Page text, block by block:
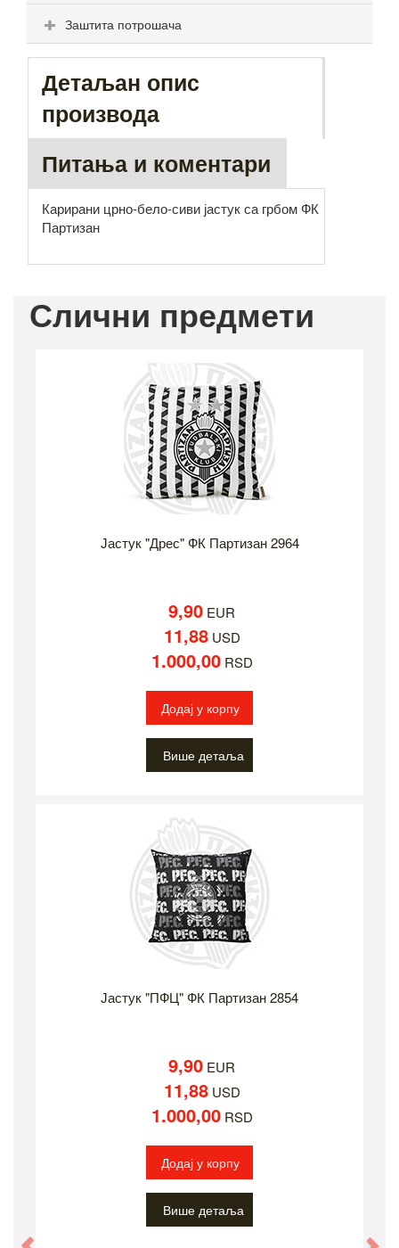
Заштита потрошача
Детаљан опис
производа
Питања и коментари
Карирани црно-бело-сиви јастук са грбом ФК
Партизан
Слични предмети
Јастук "Дрес" ФК Партизан 2964
9,90 EUR
11,88USD
1.000,00RSD
Додај у корпу
Више детаља
Јастук "ПФЦ" ФК Партизан 2854
9,90 EUR
11,88USD
1.000,00RSD
Додај у корпу
Више детаља